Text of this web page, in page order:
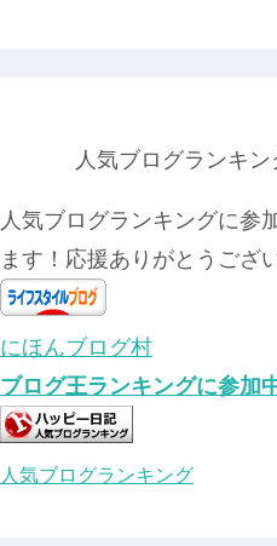
人気ブログランキン
人気ブログランキングに参
ます！応援ありがとうござ
にほんブログ村
ブログ王ランキングに参加
人気ブログランキング